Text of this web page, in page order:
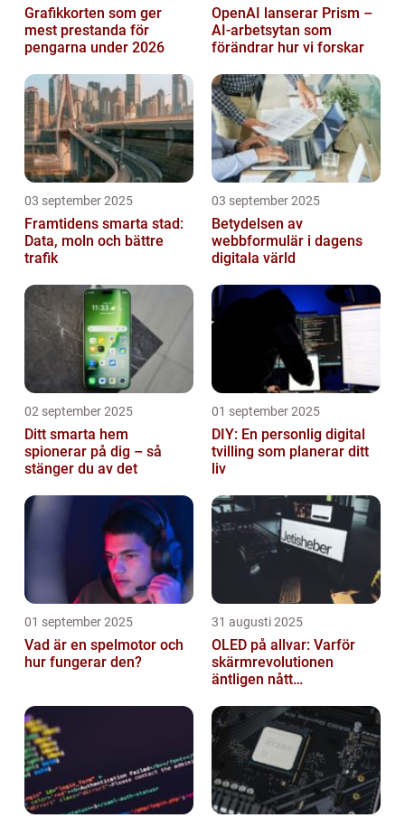
Grafikkorten som ger
mest prestanda för
pengarna under 2026
OpenAI lanserar Prism –
AI-arbetsytan som
förändrar hur vi forskar
03 september 2025
Framtidens smarta stad:
Data, moln och bättre
trafik
03 september 2025
Betydelsen av
webbformulär i dagens
digitala värld
02 september 2025
Ditt smarta hem
spionerar på dig – så
stänger du av det
01 september 2025
DIY: En personlig digital
tvilling som planerar ditt
liv
01 september 2025
Vad är en spelmotor och
hur fungerar den?
31 augusti 2025
OLED på allvar: Varför
skärmrevolutionen
äntligen nått